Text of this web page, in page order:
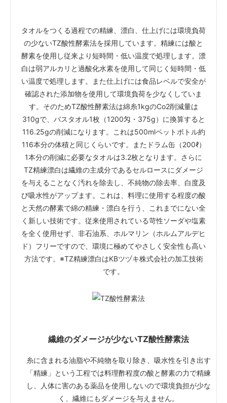
タオルをつくる過程での精練、漂白、仕上げには環境負荷
の少ないTZ酸性酵素法を採用しています。精練には酸と
酵素を使用し従来より短時間・低い温度で処理します。漂
白は弱アルカリと過酸化水素を使用して同じく短時間・低
い温度で処理します。また仕上げには食品レベルで安全が
確認された添加物を使用して環境負荷を少なくしていま
す。そのためTZ酸性酵素法は綿糸1kgのCo2削減量は
310gで、バスタオル1枚（1200匁・375g）に換算すると
116.25gの削減になります。これは500mlペットボトル約
116本分の体積と同じくらいです。またドラム缶（200ℓ）
1本分の削減に必要なタオルは3.2枚となります。さらに
TZ精練漂白は繊維の主成分であるセルロースにダメージ
を与えることなく汚れを除去し、不純物の除去率、白度及
び吸水性がアップます。これは、料理に使用する程度の酸
と天然の酵素で綿の精練・漂白を行う、これまでにない全
く新しい技術です。従来使用されている苛性ソーダや塩素
を全く使用せず、非石油系、ホルマリン（ホルムアルデヒ
ド）フリーですので、環境に極めてやさしく安全性も高い
方法です。※TZ精練漂白はKBツヅキ株式会社の加工技術
です。
繊維のダメージが少ないTZ酸性酵素法
糸に含まれる油脂や不純物を取り除き、吸水性を引き出す
「精練」という工程では料理酢程度の酸と酵素の力で精練
し、人体に害のある薬品を使用しないので環境負担が少な
く、繊維にもダメージを与えません。